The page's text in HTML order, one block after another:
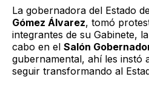
La gobernadora del Estado
Gómez Álvarez, tomó
integrantes de su Gabinete,
cabo en el Salón
gubernamental, ahí les instó
seguir transformando al